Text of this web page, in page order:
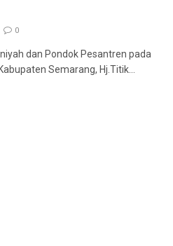
0
dan Pondok Pesantren pada
Semarang, Hj.Titik…